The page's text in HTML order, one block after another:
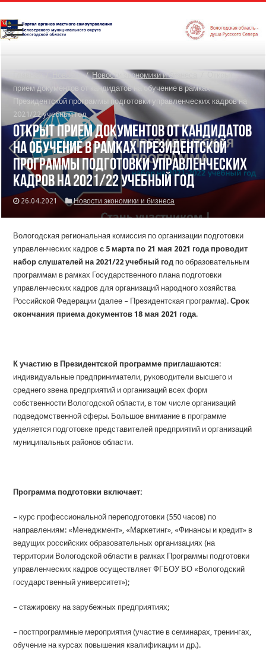
Новости / Новости экономики и бизнеса
прием документов от кандидатов на обучение в рамках
Президентской программы подготовки управленческих кадров на
2021/22 учебный год
Открыт прием документов от кандидатов
на обучение в рамках Президентской
программы подготовки управленческих
кадров на 2021/22 учебный год
26.04.2021 Новости экономики и бизнеса
Вологодская региональная комиссия по организации подготовки
управленческих кадровс 5 марта по 21 мая 2021 года проводит
набор слушателей на 2021/22 учебный год по образовательным
программам в рамках Государственного плана подготовки
управленческих кадров для организаций народного хозяйства
Российской Федерации (далее – Президентская программа).Срок
окончания приема документов18 мая 2021 года.
К участию в Президентской программе приглашаются:
индивидуальные предприниматели, руководители высшего и
среднего звена предприятий и организаций всех форм
собственности Вологодской области, в том числе организаций
подведомственной сферы. Большое внимание в программе
уделяется подготовке представителей предприятий и организаций
муниципальных районов области.
Программа подготовки включает:
– курс профессиональной переподготовки (550 часов) по
направлениям: «Менеджмент», «Маркетинг», «Финансы и кредит» в
ведущих российских образовательных организациях (на
территории Вологодской области в рамках Программы подготовки
управленческих кадров осуществляет ФГБОУ ВО «Вологодский
государственный университет»);
– стажировку на зарубежных предприятиях;
– постпрограммные мероприятия (участие в семинарах, тренингах,
обучение на курсах повышения квалификации и др.).